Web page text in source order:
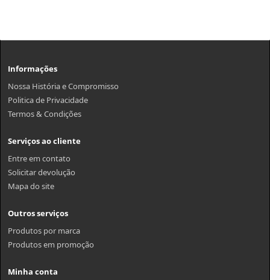
Informações
Nossa História e Compromisso
Politica de Privacidade
Termos & Condições
Serviços ao cliente
Entre em contato
Solicitar devolução
Mapa do site
Outros serviços
Produtos por marca
Produtos em promoção
Minha conta